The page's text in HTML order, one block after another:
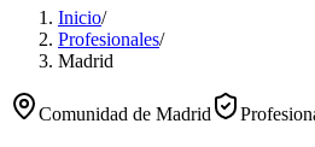
Inicio/
Profesionales/
Madrid
Comunidad de Madrid